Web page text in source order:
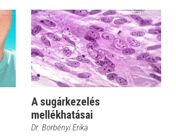
A sugárkezelés
mellékhatásai
Dr. Borbényi Erika